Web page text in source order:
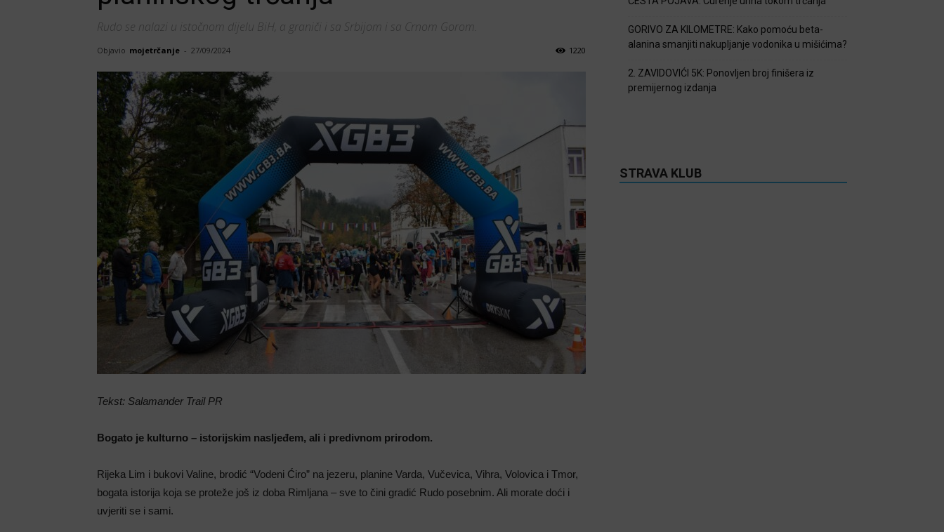
Rudo se nalazi u istočnom dijelu BiH, a graniči i sa Srbijom i sa Crnom Gorom.
Objavio mojetrčanje - 27/09/2024 1220
Tekst: Salamander Trail PR
Bogato je kulturno – istorijskim nasljeđem, ali i predivnom prirodom.
Rijeka Lim i bukovi Valine, brodić “Vodeni Ćiro” na jezeru, planine Varda, Vučevica, Vihra, Volovica i Tmor,
bogata istorija koja se proteže još iz doba Rimljana – sve to čini gradić Rudo posebnim. Ali morate doći i
uvjeriti se i sami.
GORIVO ZA KILOMETRE: Kako pomoću beta-
alanina smanjiti nakupljanje vodonika u mišićima?
2. ZAVIDOVIĆI 5K: Ponovljen broj finišera iz
premijernog izdanja
STRAVA KLUB